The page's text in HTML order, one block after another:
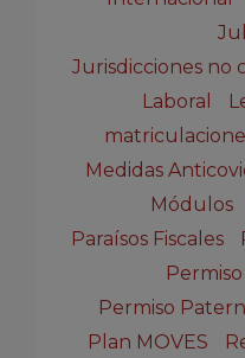
Jurisdicciones no
Laboral
Medidas
Módulos
Paraísos Fiscales
Permiso
Plan MOVES